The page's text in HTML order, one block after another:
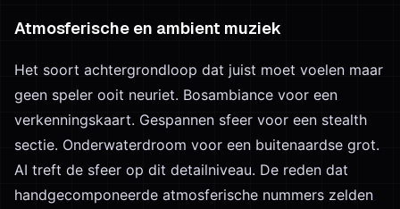
Atmosferische en ambient muziek
Het soort achtergrondloop dat juist moet voelen maar
geen speler ooit neuriet. Bosambiance voor een
verkenningskaart. Gespannen sfeer voor een stealth
sectie. Onderwaterdroom voor een buitenaardse grot.
AI treft de sfeer op dit detailniveau. De reden dat
handgecomponeerde atmosferische nummers zelden